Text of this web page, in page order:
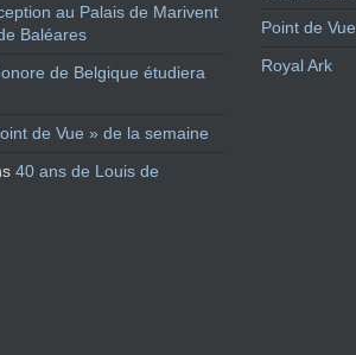
au Palais de Marivent
Baléares
de Belgique étudiera
de Vue » de la semaine
40 ans de Louis de
Point de Vue
Royal Ark